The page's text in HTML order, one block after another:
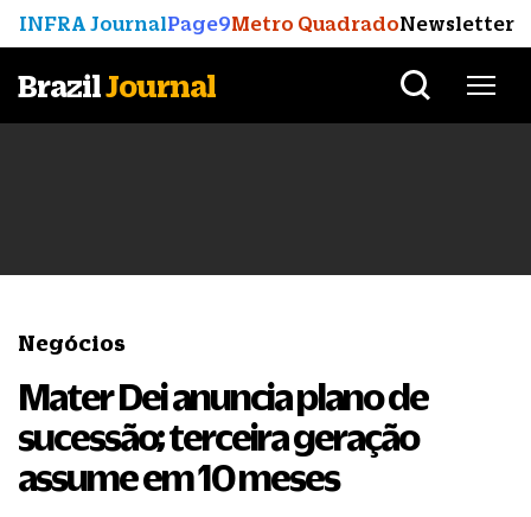
INFRA JournalPage9Metro QuadradoNewsletter
BrazilJournal
Negócios
Mater Dei anuncia plano de
sucessão; terceira geração
assume em 10 meses